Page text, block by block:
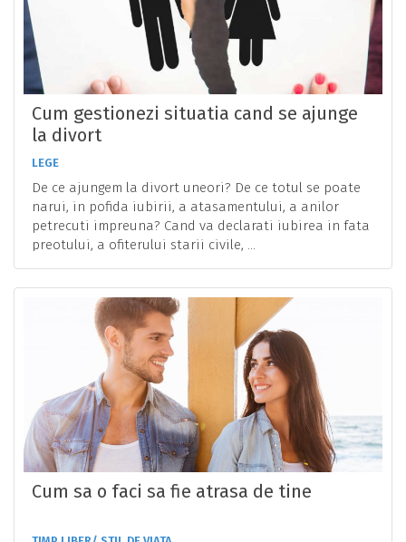
Cum gestionezi situatia cand se ajunge
la divort
LEGE
De ce ajungem la divort uneori? De ce totul se poate
narui, in pofida iubirii, a atasamentului, a anilor
petrecuti impreuna? Cand va declarati iubirea in fata
preotului, a ofiterului starii civile, ...
Cum sa o faci sa fie atrasa de tine